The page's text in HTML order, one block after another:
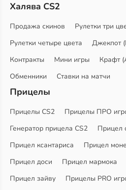
Халява CS2
Продажа скинов
Рулетки три
Рулетки четыре цвета
Джекпот
Контракты
Мини игры Крафт
Обменники
Ставки на матчи
Прицелы
Прицелы CS2
Прицелы ПРО
Генератор прицела CS2
Прицел
Прицел ксантариса
Прицел
Прицел доси
Прицел мармока
Прицел зайву
Прицелы PRO